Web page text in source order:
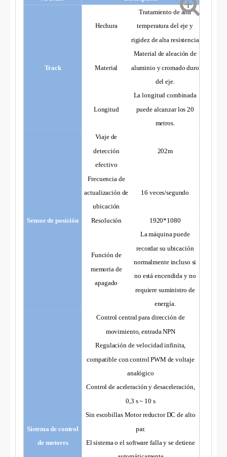
Track
Hechura
Tratamiento de alta
temperatura del eje y
rigidez de alta resistencia
Material
Material de aleación de
aluminio y cromado duro
del eje.
Longitud
La longitud combinada
puede alcanzar los 20
metros.
Sensor de posición
Viaje de
detección
efectivo
202m
Frecuencia de
actualización de
ubicación
16 veces/segundo
Resolución 1920*1080
Función de
memoria de
apagado
La máquina puede
recordar su ubicación
normalmente incluso si
no está encendida y no
requiere suministro de
energía.
Sistema de control
de motores
Control central para dirección de
movimiento, entrada NPN
Regulación de velocidad infinita,
compatible con control PWM de voltaje
analógico
Control de aceleración y desaceleración,
0,3 s ~ 10 s
Sin escobillasMotor reductor DC de alto
par.
El sistema o el software falla y se detiene